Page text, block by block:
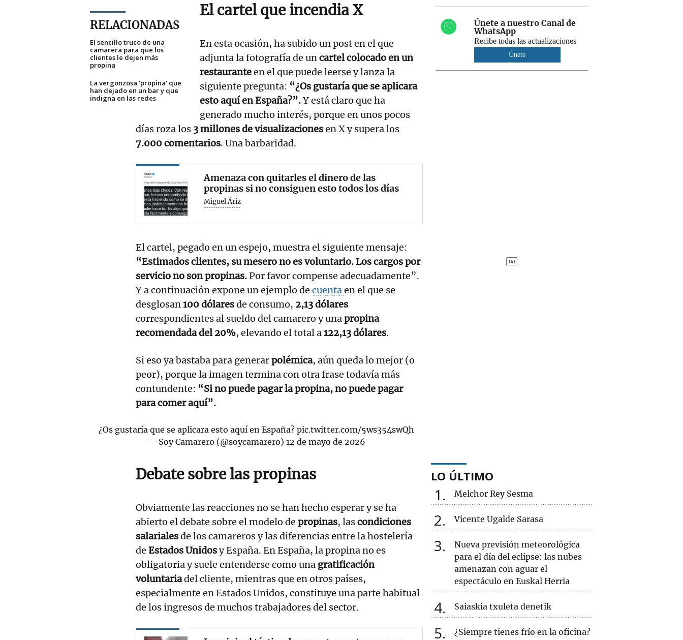
RELACIONADAS
El sencillo truco de una
camarera para que los
clientes le dejen más
propina
La vergonzosa 'propina' que
han dejado en un bar y que
indigna en las redes
El cartel que incendia X
En esta ocasión, ha subido un post en el que
adjunta la fotografía de uncartel colocado en un
restauranteen el que puede leerse y lanza la
siguiente pregunta: “¿Os gustaría que se aplicara
esto aquí en España?”.Y está claro que ha
generado mucho interés, porque en unos pocos
días roza los 3 millones de visualizacionesen X y supera los
7.000 comentarios. Una barbaridad.
Amenaza con quitarles el dinero de las
propinas si no consiguen esto todos los días
Miguel Áriz
El cartel, pegado en un espejo, muestra el siguiente mensaje:
“Estimados clientes, su mesero no es voluntario. Los cargos por
servicio no son propinas.Por favor compense adecuadamente”.
Y a continuación expone un ejemplo de cuentaen el que se
desglosan100 dólaresde consumo, 2,13 dólares
correspondientes al sueldo del camarero y unapropina
recomendada del 20%, elevando el total a122,13 dólares.
Si eso ya bastaba para generarpolémica, aún queda lo mejor (o
peor), porque la imagen termina con otra frase todavía más
contundente: “Si no puede pagar la propina, no puede pagar
para comer aquí”.
¿Os gustaría que se aplicara esto aquí en España? pic.twitter.com/5ws354swQh
— Soy Camarero (@soycamarero)12 de mayo de 2026
Debate sobre las propinas
Obviamente las reacciones no se han hecho esperar y se ha
abierto el debate sobre el modelo de propinas, lascondiciones
salarialesde los camareros y las diferencias entre la hostelería
de Estados Unidosy España. En España, la propina no es
obligatoria y suele entenderse como una gratificación
voluntariadel cliente, mientras que en otros países,
especialmente en Estados Unidos, constituye una parte habitual
de los ingresos de muchos trabajadores del sector.
Únete a nuestro Canal de
WhatsApp
Recibe todas las actualizaciones
Únete
LO ÚLTIMO
1 Melchor Rey Sesma
2 Vicente Ugalde Sarasa
3
Nueva previsión meteorológica
para el día del eclipse: las nubes
amenazan con aguar el
espectáculo en Euskal Herria
4 Saiaskia txuleta denetik
5
¿Siempre tienes frío en la oficina?